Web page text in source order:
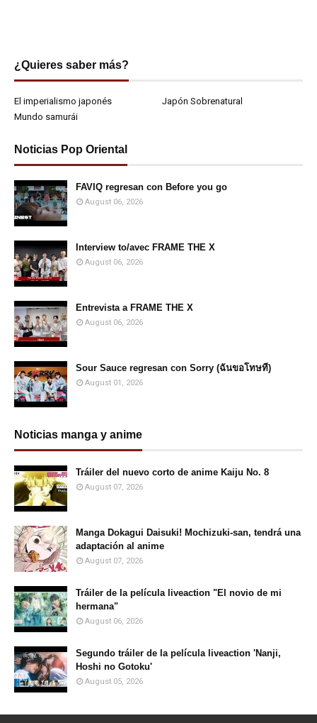
¿Quieres saber más?
El imperialismo japonés
Japón Sobrenatural
Mundo samurái
Noticias Pop Oriental
FAVIQ regresan con Before you go
August 06, 2026
Interview to/avec FRAME THE X
August 06, 2026
Entrevista a FRAME THE X
August 06, 2026
Sour Sauce regresan con Sorry (ฉันขอโทษที)
August 01, 2026
Noticias manga y anime
Tráiler del nuevo corto de anime Kaiju No. 8
August 07, 2026
Manga Dokagui Daisuki! Mochizuki-san, tendrá una
adaptación al anime
August 07, 2026
Tráiler de la película liveaction "El novio de mi
hermana"
August 06, 2026
Segundo tráiler de la película liveaction 'Nanji,
Hoshi no Gotoku'
August 05, 2026